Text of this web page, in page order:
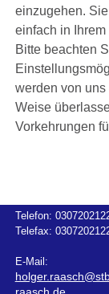
einzugehen.
einfach in
Bitte beachten
werden von
Weise
Vorkehrungen
Telefon:
Telefax:
E-Mail: